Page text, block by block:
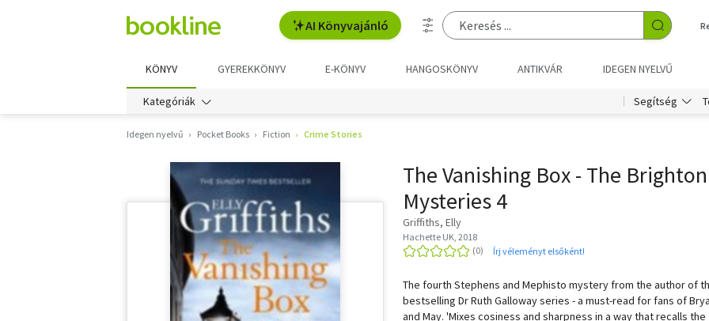
AI Könyvajánló
KÖNYV GYEREKKÖNYV E-KÖNYV HANGOSKÖNYV ANTIKVÁR IDEGEN NYELVŰ
Kategóriák Segítség
Idegen nyelvű Pocket Books Fiction Crime Stories
The Vanishing Box - The Brighton
Mysteries 4
Griffiths, Elly
Hachette UK, 2018
Írj véleményt elsőként!
The fourth Stephens and Mephisto mystery from the author of
bestselling Dr Ruth Galloway series - a must-read for fans of
and May. 'Mixes cosiness and sharpness in a way that recalls the